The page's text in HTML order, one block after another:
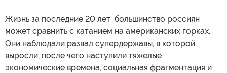
Жизнь за последние 20 лет большинство россиян
может сравнить с катанием на американских горках.
Они наблюдали развал супердержавы, в которой
выросли, после чего наступили тяжелые
экономические времена, социальная фрагментация и